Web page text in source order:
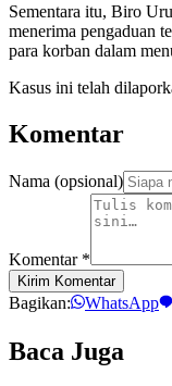
Sementara itu, Biro
menerima pengaduan
para korban dalam
Kasus ini telah
Komentar
Nama (opsional)
Komentar *
Kirim Komentar
Bagikan: WhatsApp
Baca Juga